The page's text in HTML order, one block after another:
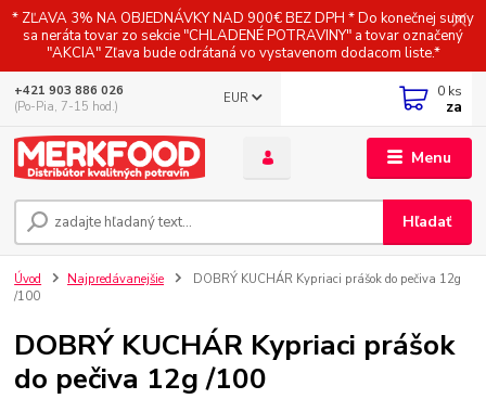
* ZĽAVA 3% NA OBJEDNÁVKY NAD 900€ BEZ DPH * Do konečnej sumy
sa neráta tovar zo sekcie "CHLADENÉ POTRAVINY" a tovar označený
"AKCIA" Zľava bude odrátaná vo vystavenom dodacom liste.*
Menu
EUR
Hľadať
+421 903 886 026
(Po-Pia, 7-15 hod.)
0 ks
za
Úvod Najpredávanejšie
DOBRÝ KUCHÁR Kypriaci prášok do pečiva 12g
/100
DOBRÝ KUCHÁR Kypriaci prášok
do pečiva 12g /100